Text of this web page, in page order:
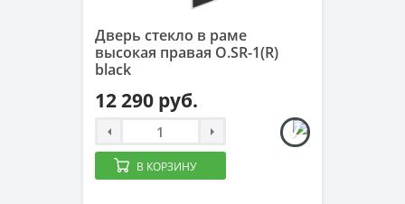
Дверь стекло в раме
высокая правая O.SR-1(R)
black
12 290 руб.
В КОРЗИНУ